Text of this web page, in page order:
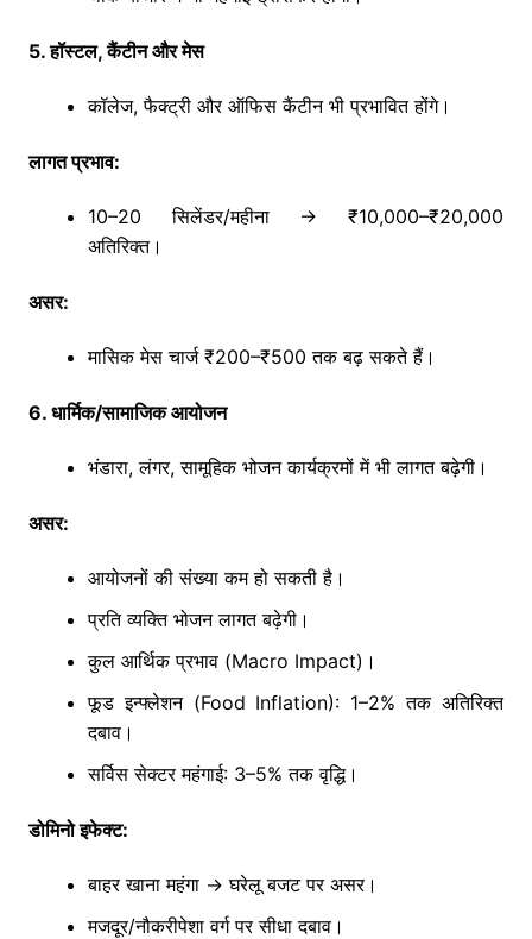
5. हॉस्टल, कैंटीन और मेस
कॉलेज, फैक्ट्री और ऑफिस कैंटीन भी प्रभावित होंगे।
लागत प्रभाव:
10–20 सिलेंडर/महीना → ₹10,000–₹20,000
अतिरिक्त।
असर:
मासिक मेस चार्ज ₹200–₹500 तक बढ़ सकते हैं।
6. धार्मिक/सामाजिक आयोजन
भंडारा, लंगर, सामूहिक भोजन कार्यक्रमों में भी लागत बढ़ेगी।
असर:
आयोजनों की संख्या कम हो सकती है।
प्रति व्यक्ति भोजन लागत बढ़ेगी।
कुल आर्थिक प्रभाव (Macro Impact)।
फूड इन्फ्लेशन (Food Inflation): 1–2% तक अतिरिक्त
दबाव।
सर्विस सेक्टर महंगाई: 3–5% तक वृद्धि।
डोमिनो इफेक्ट:
बाहर खाना महंगा → घरेलू बजट पर असर।
मजदूर/नौकरीपेशा वर्ग पर सीधा दबाव।